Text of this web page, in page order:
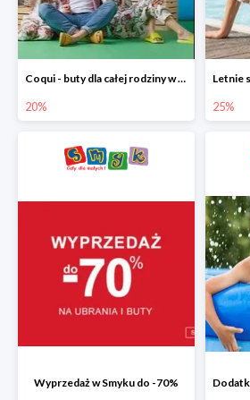
Coqui - buty dla całej rodziny w Smyku do -20%
20% 25%
Wyprzedaż w Smyku do -70%